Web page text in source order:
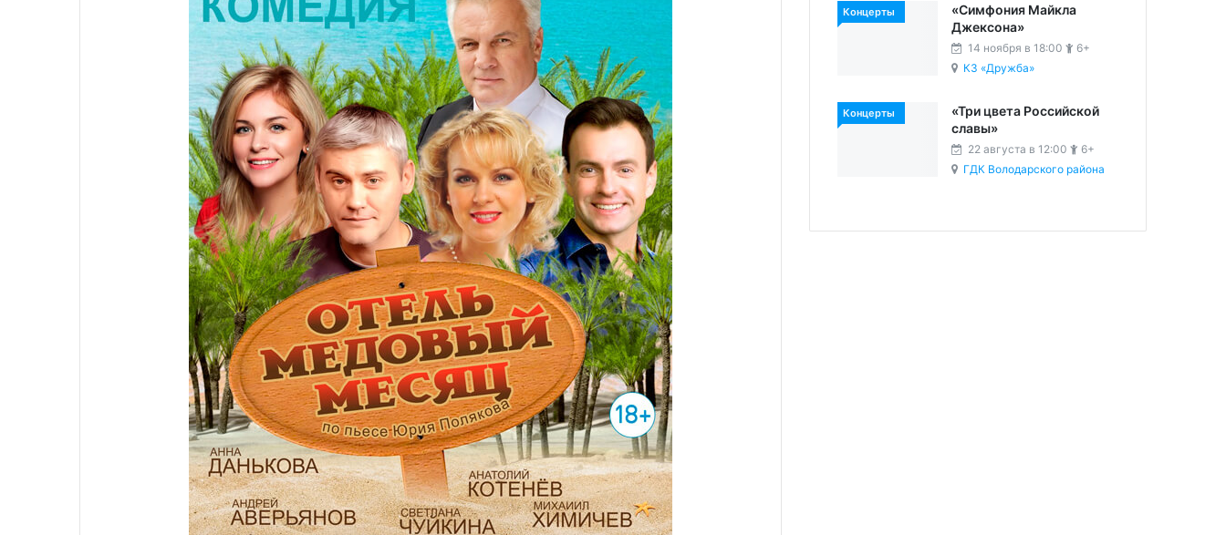
Концерты
«Симфония Майкла
Джексона»
14 ноября в 18:00
6+
КЗ «Дружба»
Концерты
«Три цвета Российской
славы»
22 августа в 12:00
6+
ГДК Володарского района